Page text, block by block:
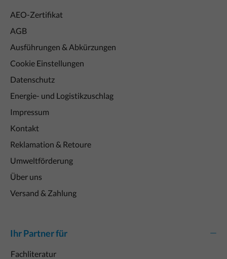
AEO-Zertifikat
AGB
Ausführungen & Abkürzungen
Cookie Einstellungen
Datenschutz
Energie- und Logistikzuschlag
Impressum
Kontakt
Reklamation & Retoure
Umweltförderung
Über uns
Versand & Zahlung
Ihr Partner für
Fachliteratur